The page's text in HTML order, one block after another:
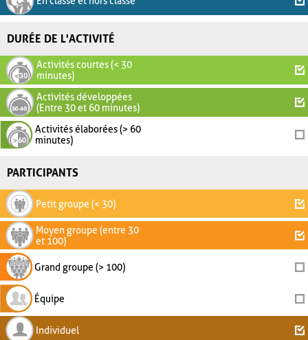
DURÉE DE L'ACTIVITÉ
Activités courtes (< 30
minutes)
Activités développées
(Entre 30 et 60 minutes)
Activités élaborées (> 60
minutes)
PARTICIPANTS
Petit groupe (< 30)
Moyen groupe (entre 30
et 100)
Grand groupe (> 100)
Équipe
Individuel